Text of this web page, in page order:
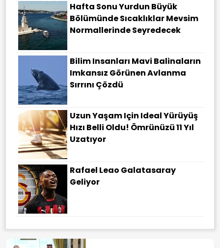
Hafta Sonu Yurdun Büyük
Bölümünde Sıcaklıklar Mevsim
Normallerinde Seyredecek
Bilim Insanları Mavi Balinaların
Imkansız Görünen Avlanma
Sırrını Çözdü
Uzun Yaşam Için Ideal Yürüyüş
Hızı Belli Oldu! Ömrünüzü 11 Yıl
Uzatıyor
Rafael Leao Galatasaray
Geliyor